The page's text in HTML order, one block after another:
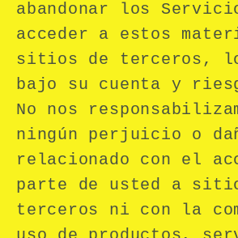
abandonar los
acceder a estos
sitios de terceros,
bajo su cuenta y
No nos
ningún perjuicio o
relacionado con el
parte de usted a
terceros ni con la